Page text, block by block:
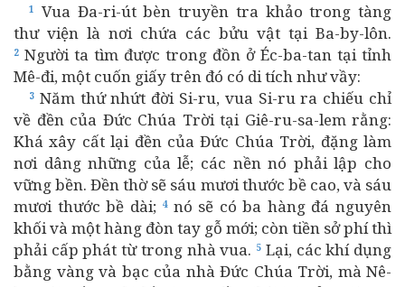
1
Vua Đa-ri-út bèn truyền tra khảo trong tàng
thư viện là nơi chứa các bửu vật tại Ba-by-lôn.
2 Người ta tìm được trong đồn ở Éc-ba-tan tại tỉnh
Mê-đi, một cuốn giấy trên đó có di tích như vầy:
3 Năm thứ nhứt đời Si-ru, vua Si-ru ra chiếu chỉ
về đền của Đức Chúa Trời tại Giê-ru-sa-lem rằng:
Khá xây cất lại đền của Đức Chúa Trời, đặng làm
nơi dâng những của lễ; các nền nó phải lập cho
vững bền. Đền thờ sẽ sáu mươi thước bề cao, và sáu
mươi thước bề dài; 4nó sẽ có ba hàng đá nguyên
khối và một hàng đòn tay gỗ mới; còn tiền sở phí thì
phải cấp phát từ trong nhà vua. 5 Lại, các khí dụng
bằng vàng và bạc của nhà Đức Chúa Trời, mà Nê-